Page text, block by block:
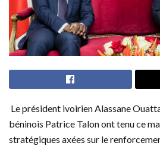
Le président ivoirien Alassane
béninois Patrice Talon ont tenu ce
stratégiques axées sur le